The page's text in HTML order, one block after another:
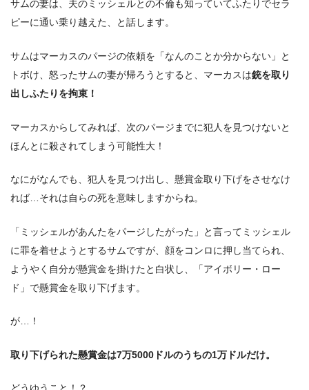
サムの妻は、夫のミッシェルとの不倫も知っていてふたりでセラ
ピーに通い乗り越えた、と話します。
サムはマーカスのパージの依頼を「なんのことか分からない」と
トボけ、怒ったサムの妻が帰ろうとすると、マーカスは銃を取り
出しふたりを拘束！
マーカスからしてみれば、次のパージまでに犯人を見つけないと
ほんとに殺されてしまう可能性大！
なにがなんでも、犯人を見つけ出し、懸賞金取り下げをさせなけ
れば…それは自らの死を意味しますからね。
「ミッシェルがあんたをパージしたがった」と言ってミッシェル
に罪を着せようとするサムですが、顔をコンロに押し当てられ、
ようやく自分が懸賞金を掛けたと白状し、「アイボリー・ロー
ド」で懸賞金を取り下げます。
が…！
取り下げられた懸賞金は7万5000ドルのうちの1万ドルだけ。